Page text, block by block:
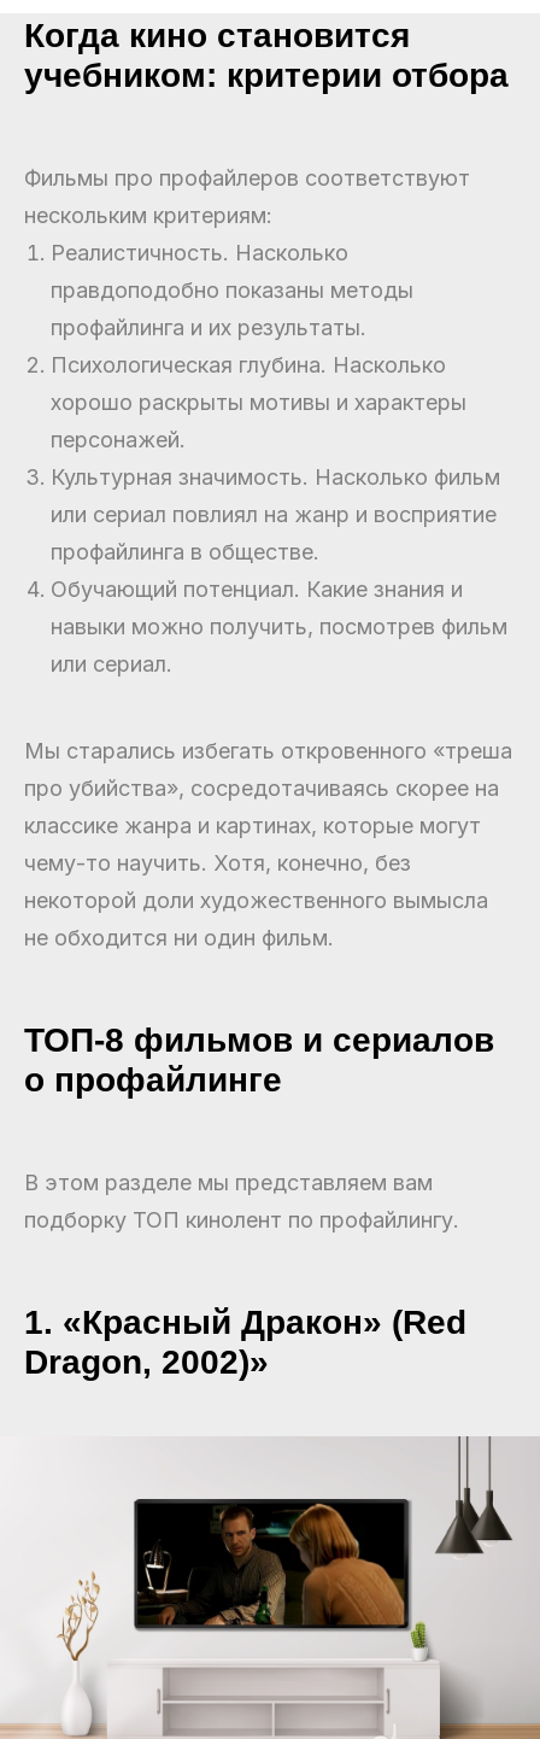
Когда кино становится
учебником: критерии отбора
Фильмы про профайлеров соответствуют
нескольким критериям:
Реалистичность. Насколько
правдоподобно показаны методы
профайлинга и их результаты.
Психологическая глубина. Насколько
хорошо раскрыты мотивы и характеры
персонажей.
Культурная значимость. Насколько фильм
или сериал повлиял на жанр и восприятие
профайлинга в обществе.
Обучающий потенциал. Какие знания и
навыки можно получить, посмотрев фильм
или сериал.
Мы старались избегать откровенного «треша
про убийства», сосредотачиваясь скорее на
классике жанра и картинах, которые могут
чему-то научить. Хотя, конечно, без
некоторой доли художественного вымысла
не обходится ни один фильм.
ТОП-8 фильмов и сериалов
о профайлинге
В этом разделе мы представляем вам
подборку ТОП кинолент по профайлингу.
1. «Красный Дракон» (Red
Dragon, 2002)»